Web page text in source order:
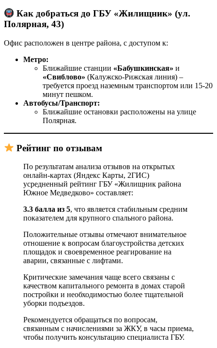
Как добраться до ГБУ «Жилищник» (ул.
Полярная, 43)
Офис расположен в центре района, с доступом к:
Метро:
Ближайшие станции «Бабушкинская» и
«Свиблово» (Калужско-Рижская линия) –
требуется проезд наземным транспортом или 15-20
минут пешком.
Автобусы/Транспорт:
Ближайшие остановки расположены на улице
Полярная.
Рейтинг по отзывам
По результатам анализа отзывов на открытых
онлайн-картах (Яндекс Карты, 2ГИС)
усредненный рейтинг ГБУ «Жилищник района
Южное Медведково» составляет:
3.3 балла из 5, что является стабильным средним
показателем для крупного спального района.
Положительные отзывы отмечают внимательное
отношение к вопросам благоустройства детских
площадок и своевременное реагирование на
аварии, связанные с лифтами.
Критические замечания чаще всего связаны с
качеством капитального ремонта в домах старой
постройки и необходимостью более тщательной
уборки подъездов.
Рекомендуется обращаться по вопросам,
связанным с начислениями за ЖКУ, в часы приема,
чтобы получить консультацию специалиста ГБУ.